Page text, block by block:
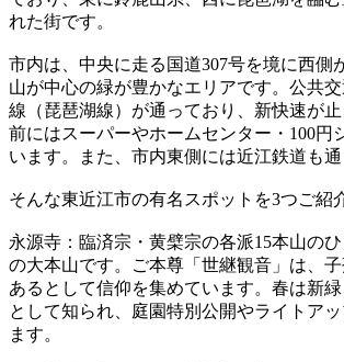
れた街です。
市内は、中央に走る国道307号を境に西側
山が中心の緑が豊かなエリアです。公共
線（琵琶湖線）が通っており、新快速が
前にはスーパーやホームセンター・100円
います。また、市内東側には近江鉄道も通
そんな東近江市の有名スポットを3つご紹
永源寺：臨済宗・黄檗宗の各派15本山の
の大本山です。ご本尊「世継観音」は、
あるとして信仰を集めています。春は新
として知られ、庭園特別公開やライトア
ます。